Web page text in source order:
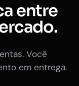
entre
Você
em entrega.